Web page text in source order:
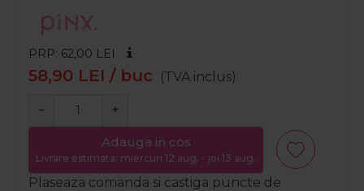
PRP: 62,00 LEI
58,90 LEI / buc (TVA inclus)
− +
Adauga in cos
Livrare estimata: miercuri 12 aug. - joi 13 aug.
Plaseaza comanda si castiga puncte de